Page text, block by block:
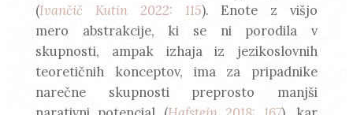
(Ivančič Kutin 2022: 115). Enote z višjo
mero abstrakcije, ki se ni porodila v
skupnosti, ampak izhaja iz jezikoslovnih
teoretičnih konceptov, ima za pripadnike
narečne skupnosti preprosto manjši